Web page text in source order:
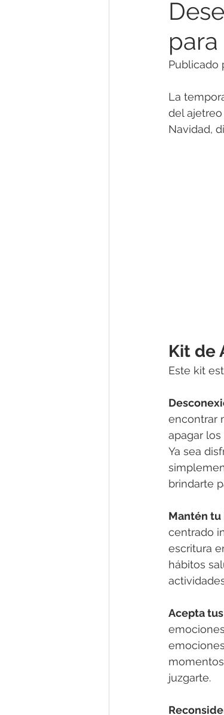
Género y Sexualidad
Agotamiento Mental
Publicado
La
del ajetreo
Navidad,
Kit de
Este kit
encontrar
apagar
Ya sea
brindarte
Mantén tu
centrado
escritura
hábitos
Acepta
juzgarte.